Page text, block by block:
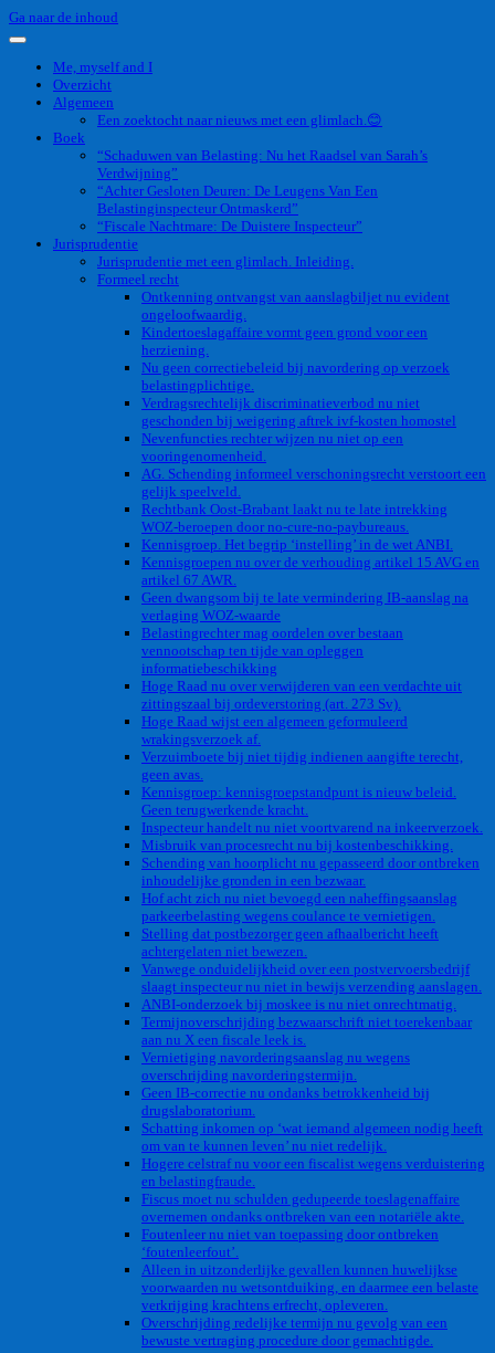
Ga naar de inhoud
Me, myself and I
Overzicht
Algemeen
Een zoektocht naar nieuws met een glimlach.😊
Boek
“Schaduwen van Belasting: Nu het Raadsel van Sarah’s
Verdwijning”
“Achter Gesloten Deuren: De Leugens Van Een
Belastinginspecteur Ontmaskerd”
“Fiscale Nachtmare: De Duistere Inspecteur”
Jurisprudentie
Jurisprudentie met een glimlach. Inleiding.
Formeel recht
Ontkenning ontvangst van aanslagbiljet nu evident
ongeloofwaardig.
Kindertoeslagaffaire vormt geen grond voor een
herziening.
Nu geen correctiebeleid bij navordering op verzoek
belastingplichtige.
Verdragsrechtelijk discriminatieverbod nu niet
geschonden bij weigering aftrek ivf-kosten homostel
Nevenfuncties rechter wijzen nu niet op een
vooringenomenheid.
AG. Schending informeel verschoningsrecht verstoort een
gelijk speelveld.
Rechtbank Oost-Brabant laakt nu te late intrekking
WOZ-beroepen door no-cure-no-paybureaus.
Kennisgroep. Het begrip ‘instelling’ in de wet ANBI.
Kennisgroepen nu over de verhouding artikel 15 AVG en
artikel 67 AWR.
Geen dwangsom bij te late vermindering IB-aanslag na
verlaging WOZ-waarde
Belastingrechter mag oordelen over bestaan
vennootschap ten tijde van opleggen
informatiebeschikking
Hoge Raad nu over verwijderen van een verdachte uit
zittingszaal bij ordeverstoring (art. 273 Sv).
Hoge Raad wijst een algemeen geformuleerd
wrakingsverzoek af.
Verzuimboete bij niet tijdig indienen aangifte terecht,
geen avas.
Kennisgroep: kennisgroepstandpunt is nieuw beleid.
Geen terugwerkende kracht.
Inspecteur handelt nu niet voortvarend na inkeerverzoek.
Misbruik van procesrecht nu bij kostenbeschikking.
Schending van hoorplicht nu gepasseerd door ontbreken
inhoudelijke gronden in een bezwaar.
Hof acht zich nu niet bevoegd een naheffingsaanslag
parkeerbelasting wegens coulance te vernietigen.
Stelling dat postbezorger geen afhaalbericht heeft
achtergelaten niet bewezen.
Vanwege onduidelijkheid over een postvervoersbedrijf
slaagt inspecteur nu niet in bewijs verzending aanslagen.
ANBI-onderzoek bij moskee is nu niet onrechtmatig.
Termijnoverschrijding bezwaarschrift niet toerekenbaar
aan nu X een fiscale leek is.
Vernietiging navorderingsaanslag nu wegens
overschrijding navorderingstermijn.
Geen IB-correctie nu ondanks betrokkenheid bij
drugslaboratorium.
Schatting inkomen op ‘wat iemand algemeen nodig heeft
om van te kunnen leven’ nu niet redelijk.
Hogere celstraf nu voor een fiscalist wegens verduistering
en belastingfraude.
Fiscus moet nu schulden gedupeerde toeslagenaffaire
overnemen ondanks ontbreken van een notariële akte.
Foutenleer nu niet van toepassing door ontbreken
‘foutenleerfout’.
Alleen in uitzonderlijke gevallen kunnen huwelijkse
voorwaarden nu wetsontduiking, en daarmee een belaste
verkrijging krachtens erfrecht, opleveren.
Overschrijding redelijke termijn nu gevolg van een
bewuste vertraging procedure door gemachtigde.